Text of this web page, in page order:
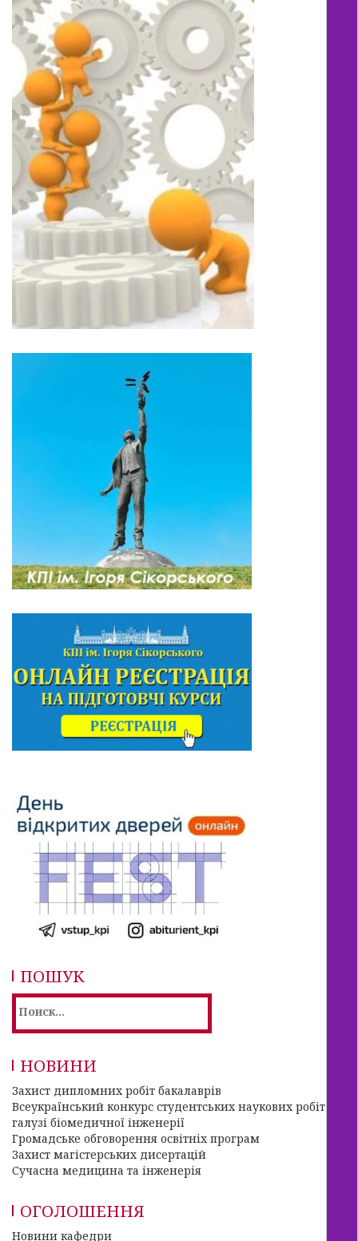
ПОШУК
НОВИНИ
Захист дипломних робіт бакалаврів
Всеукраїнський конкурс студентських наукових робіт в
галузі біомедичної інженерії
Громадське обговорення освітніх програм
Захист магістерських дисертацій
Сучасна медицина та інженерія
ОГОЛОШЕННЯ
Новини кафедри